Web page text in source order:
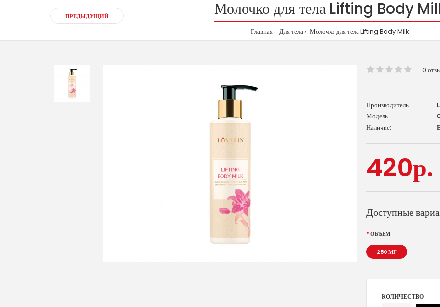
ПРЕДЫДУЩИЙ Молочко для тела Lifting Body
Главная Для тела Молочко для тела Lifting Body Milk
0
Производитель:
Модель:
Наличие:
420р.
Доступные
ОБЪЕМ
250 МГ
КОЛИЧЕСТВО